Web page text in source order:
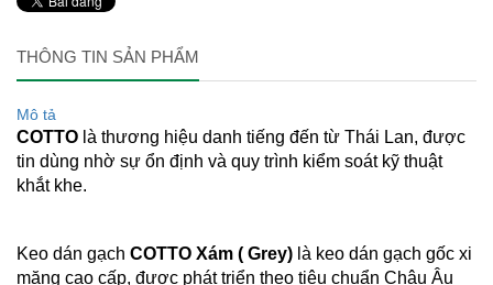
THÔNG TIN SẢN PHẨM
Mô tả
COTTO là thương hiệu danh tiếng đến từ Thái Lan, được
tin dùng nhờ sự ổn định và quy trình kiểm soát kỹ thuật
khắt khe.
Keo dán gạch COTTO Xám ( Grey) là keo dán gạch gốc xi
măng cao cấp, được phát triển theo tiêu chuẩn Châu Âu